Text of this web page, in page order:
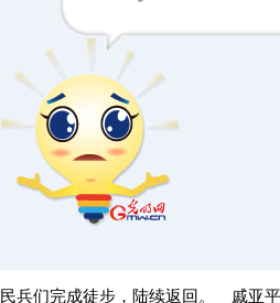
民兵们完成徒步，陆续返回。 戚亚